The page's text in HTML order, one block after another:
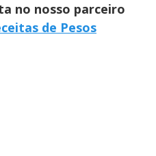
no nosso parceiro
de Pesos